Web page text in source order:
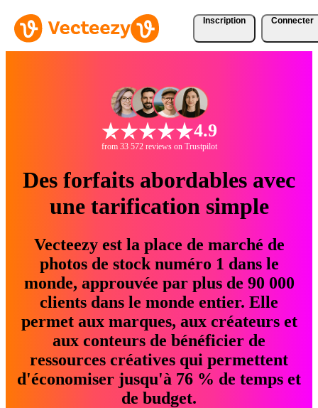
Inscription Connecter
4.9
from 33 572 reviews on Trustpilot
Des forfaits abordables avec
une tarification simple
Vecteezy est la place de marché de
photos de stock numéro 1 dans le
monde, approuvée par plus de 90 000
clients dans le monde entier. Elle
permet aux marques, aux créateurs et
aux conteurs de bénéficier de
ressources créatives qui permettent
d'économiser jusqu'à 76 % de temps et
de budget.